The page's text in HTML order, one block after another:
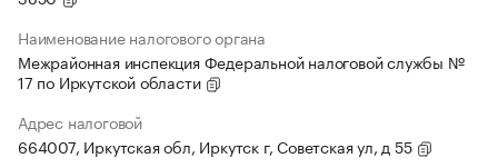
Наименование налогового органа
Межрайонная инспекция Федеральной налоговой службы №
17 по Иркутской области
Адрес налоговой
664007, Иркутская обл, Иркутск г, Советская ул, д 55